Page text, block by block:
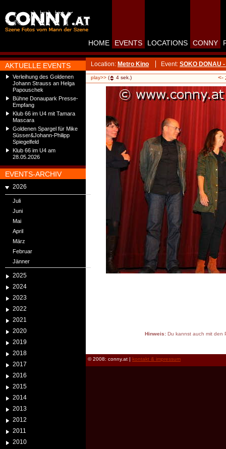
AKTUELLE EVENTS
Verleihung des Goldenen
Johann Strauss an Helga
Papouschek
Bühne Donaupark Presse-
Empfang
Klub 66 im U4 mit Tamara
Mascara
Goldenen Spargel für Mike
Süsser&Johann-Philipp
Spiegelfeld
Klub 66 im U4 am
28.05.2026
EVENTS-ARCHIV
2026
Juli
Juni
Mai
April
März
Februar
Jänner
2025
2024
2023
2022
2021
2020
2019
2018
2017
2016
2015
2014
2013
2012
2011
2010
HOME EVENTS LOCATIONS CONNY
Location: Metro Kino Event: SOKO DONAU
play>> ( 4 sek.) <-
Hinweis:Du kannst auch mit den
© 2008: conny.at | kontakt & impressum